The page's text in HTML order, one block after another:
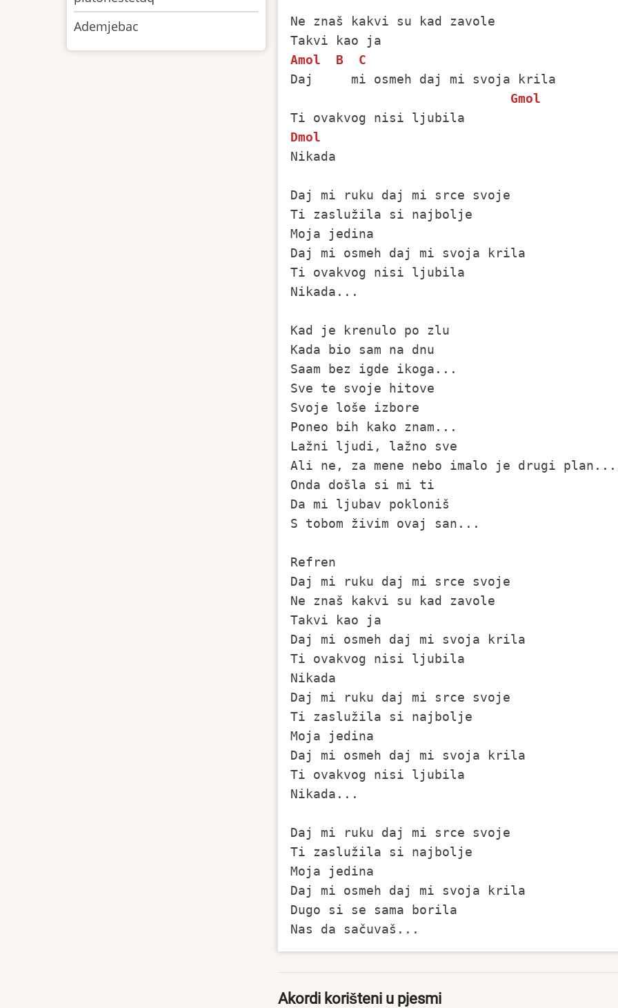
Ne znaš kakvi su kad zavole
Amol
B
C
Daj     mi osmeh daj mi svoja krila
Gmol
Dmol
Nikada
Daj mi ruku daj mi srce svoje
Ti zaslužila si najbolje
Moja jedina
Daj mi osmeh daj mi svoja krila
Ti ovakvog nisi ljubila
Nikada...
Kad je krenulo po zlu
Kada bio sam na dnu
Saam bez igde ikoga...
Sve te svoje hitove
Svoje loše izbore
Poneo bih kako znam...
Lažni ljudi, lažno sve
Ali ne, za mene nebo imalo je drugi plan...
Onda došla si mi ti
Da mi ljubav pokloniš
S tobom živim ovaj san...
Refren
Daj mi ruku daj mi srce svoje
Ne znaš kakvi su kad zavole
Takvi kao ja
Daj mi osmeh daj mi svoja krila
Ti ovakvog nisi ljubila
Nikada
Daj mi ruku daj mi srce svoje
Ti zaslužila si najbolje
Moja jedina
Daj mi osmeh daj mi svoja krila
Ti ovakvog nisi ljubila
Nikada...
Daj mi ruku daj mi srce svoje
Ti zaslužila si najbolje
Moja jedina
Daj mi osmeh daj mi svoja krila
Dugo si se sama borila
Akordi korišteni u pjesmi
Ademjebac